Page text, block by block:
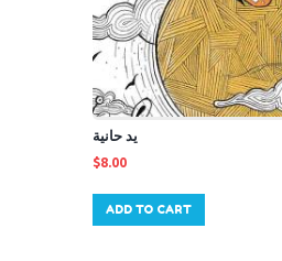
يد حانية
$8.00
ADD TO CART